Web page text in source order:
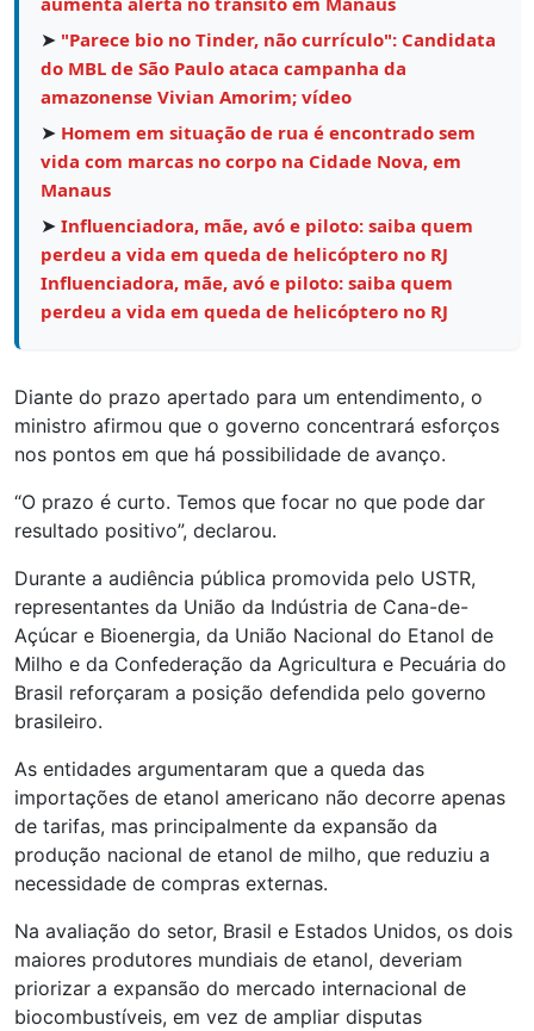
➤ "Parece bio no Tinder, não currículo": Candidata
do MBL de São Paulo ataca campanha da
amazonense Vivian Amorim; vídeo
➤ Homem em situação de rua é encontrado sem
vida com marcas no corpo na Cidade Nova, em
Manaus
➤ Influenciadora, mãe, avó e piloto: saiba quem
perdeu a vida em queda de helicóptero no RJ
Influenciadora, mãe, avó e piloto: saiba quem
perdeu a vida em queda de helicóptero no RJ
Diante do prazo apertado para um entendimento, o
ministro afirmou que o governo concentrará esforços
nos pontos em que há possibilidade de avanço.
“O prazo é curto. Temos que focar no que pode dar
resultado positivo”, declarou.
Durante a audiência pública promovida pelo USTR,
representantes da União da Indústria de Cana-de-
Açúcar e Bioenergia, da União Nacional do Etanol de
Milho e da Confederação da Agricultura e Pecuária do
Brasil reforçaram a posição defendida pelo governo
brasileiro.
As entidades argumentaram que a queda das
importações de etanol americano não decorre apenas
de tarifas, mas principalmente da expansão da
produção nacional de etanol de milho, que reduziu a
necessidade de compras externas.
Na avaliação do setor, Brasil e Estados Unidos, os dois
maiores produtores mundiais de etanol, deveriam
priorizar a expansão do mercado internacional de
biocombustíveis, em vez de ampliar disputas